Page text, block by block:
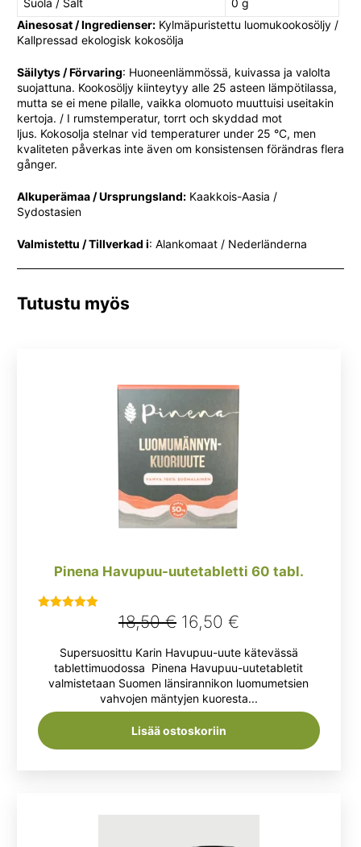
Suola / Salt
0 g
Ainesosat / Ingredienser: Kylmäpuristettu luomukookosöljy /
Kallpressad ekologisk kokosölja
Säilytys / Förvaring: Huoneenlämmössä, kuivassa ja valolta
suojattuna. Kookosöljy kiinteytyy alle 25 asteen lämpötilassa,
mutta se ei mene pilalle, vaikka olomuoto muuttuisi useitakin
kertoja. / I rumstemperatur, torrt och skyddad mot
ljus. Kokosolja stelnar vid temperaturer under 25 °C, men
kvaliteten påverkas inte även om konsistensen förändras flera
gånger.
Alkuperämaa / Ursprungsland: Kaakkois-Aasia /
Sydostasien
Valmistettu / Tillverkad i: Alankomaat / Nederländerna
Tutustu myös
Pinena Havupuu-uutetabletti 60 tabl.
5.00/ 5
18,50€ Alkuperäinen
oli:
18,50 €.
16,50 €Nykyinen
hinta
on:
16,50 €.
Supersuosittu Karin Havupuu-uute kätevässä
tablettimuodossa Pinena Havupuu-uutetabletit
valmistetaan Suomen länsirannikon luomumetsien
vahvojen mäntyjen kuoresta...
Lisää ostoskoriin